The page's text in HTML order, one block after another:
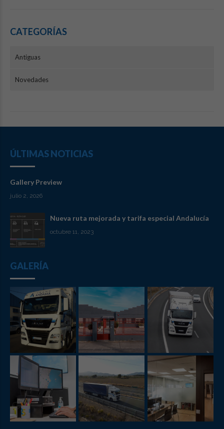
CATEGORÍAS
Antiguas
Novedades
ÚLTIMAS NOTICIAS
Gallery Preview
julio 2, 2026
Nueva ruta mejorada y tarifa especial Andalucía
octubre 11, 2023
GALERÍA